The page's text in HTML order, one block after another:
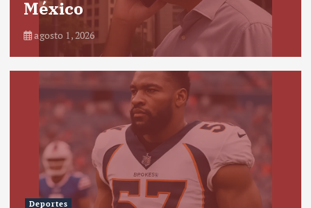
México
agosto 1, 2026
Deportes